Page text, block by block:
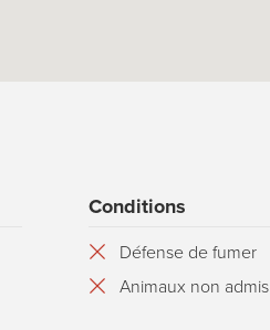
Conditions
Défense de fumer
Animaux non admis